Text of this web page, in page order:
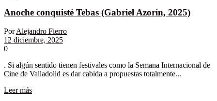
Anoche conquisté Tebas (Gabriel Azorín, 2025)
Por Alejandro Fierro
12 diciembre, 2025
0
. Si algún sentido tienen festivales como la Semana Internacional de
Cine de Valladolid es dar cabida a propuestas totalmente...
Leer más